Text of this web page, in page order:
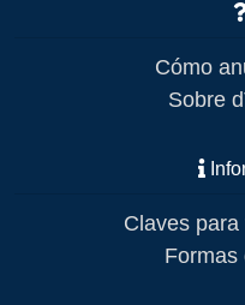
Cómo
Sobre
Claves
Formas